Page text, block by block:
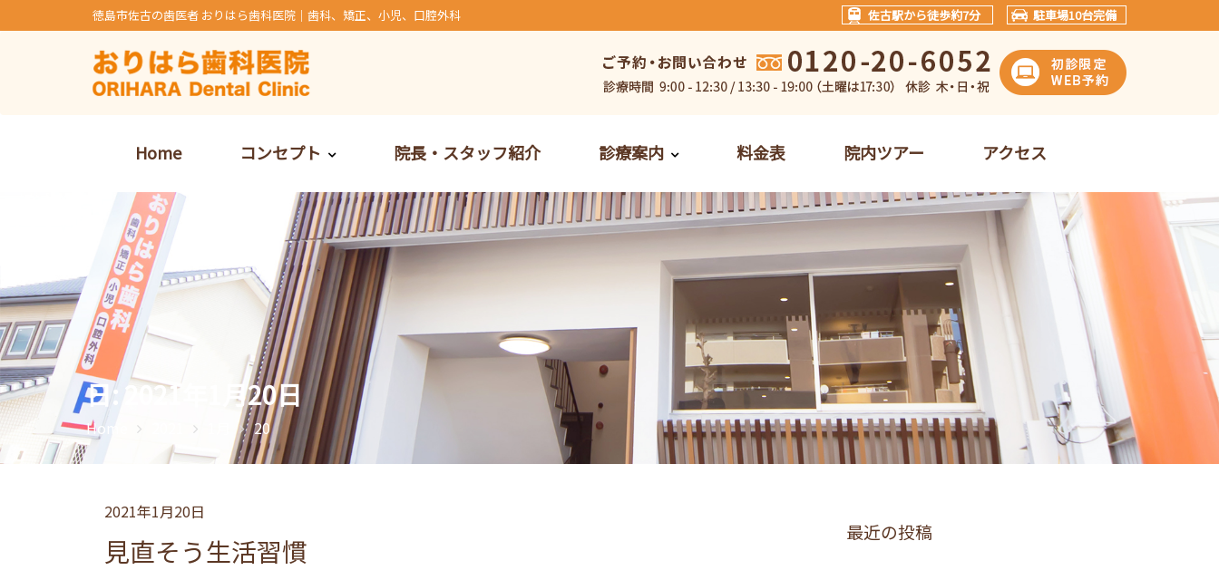
to
徳島市佐古の歯医者 おりはら歯科医院｜歯科、矯正、小児、口腔外科 佐古駅から徒歩約7分 駐車場10台完備
Home コンセプト 院長・スタッフ紹介 診療案内 料金表 院内ツアー アクセス
日: 2021年1月20日
Home 20
2021年1月20日
見直そう生活習慣
最近の投稿